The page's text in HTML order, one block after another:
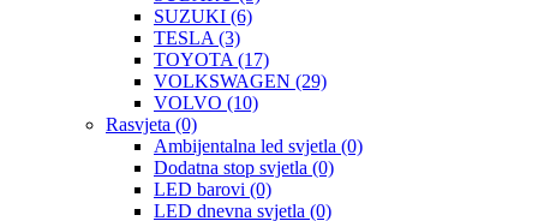
SUZUKI (6)
TESLA (3)
TOYOTA (17)
VOLKSWAGEN (29)
VOLVO (10)
Rasvjeta (0)
Ambijentalna led svjetla (0)
Dodatna stop svjetla (0)
LED barovi (0)
LED dnevna svjetla (0)